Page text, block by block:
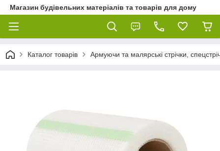
Магазин будівельних матеріалів та товарів для дому
Каталог товарів Армуючи та малярські стрічки,